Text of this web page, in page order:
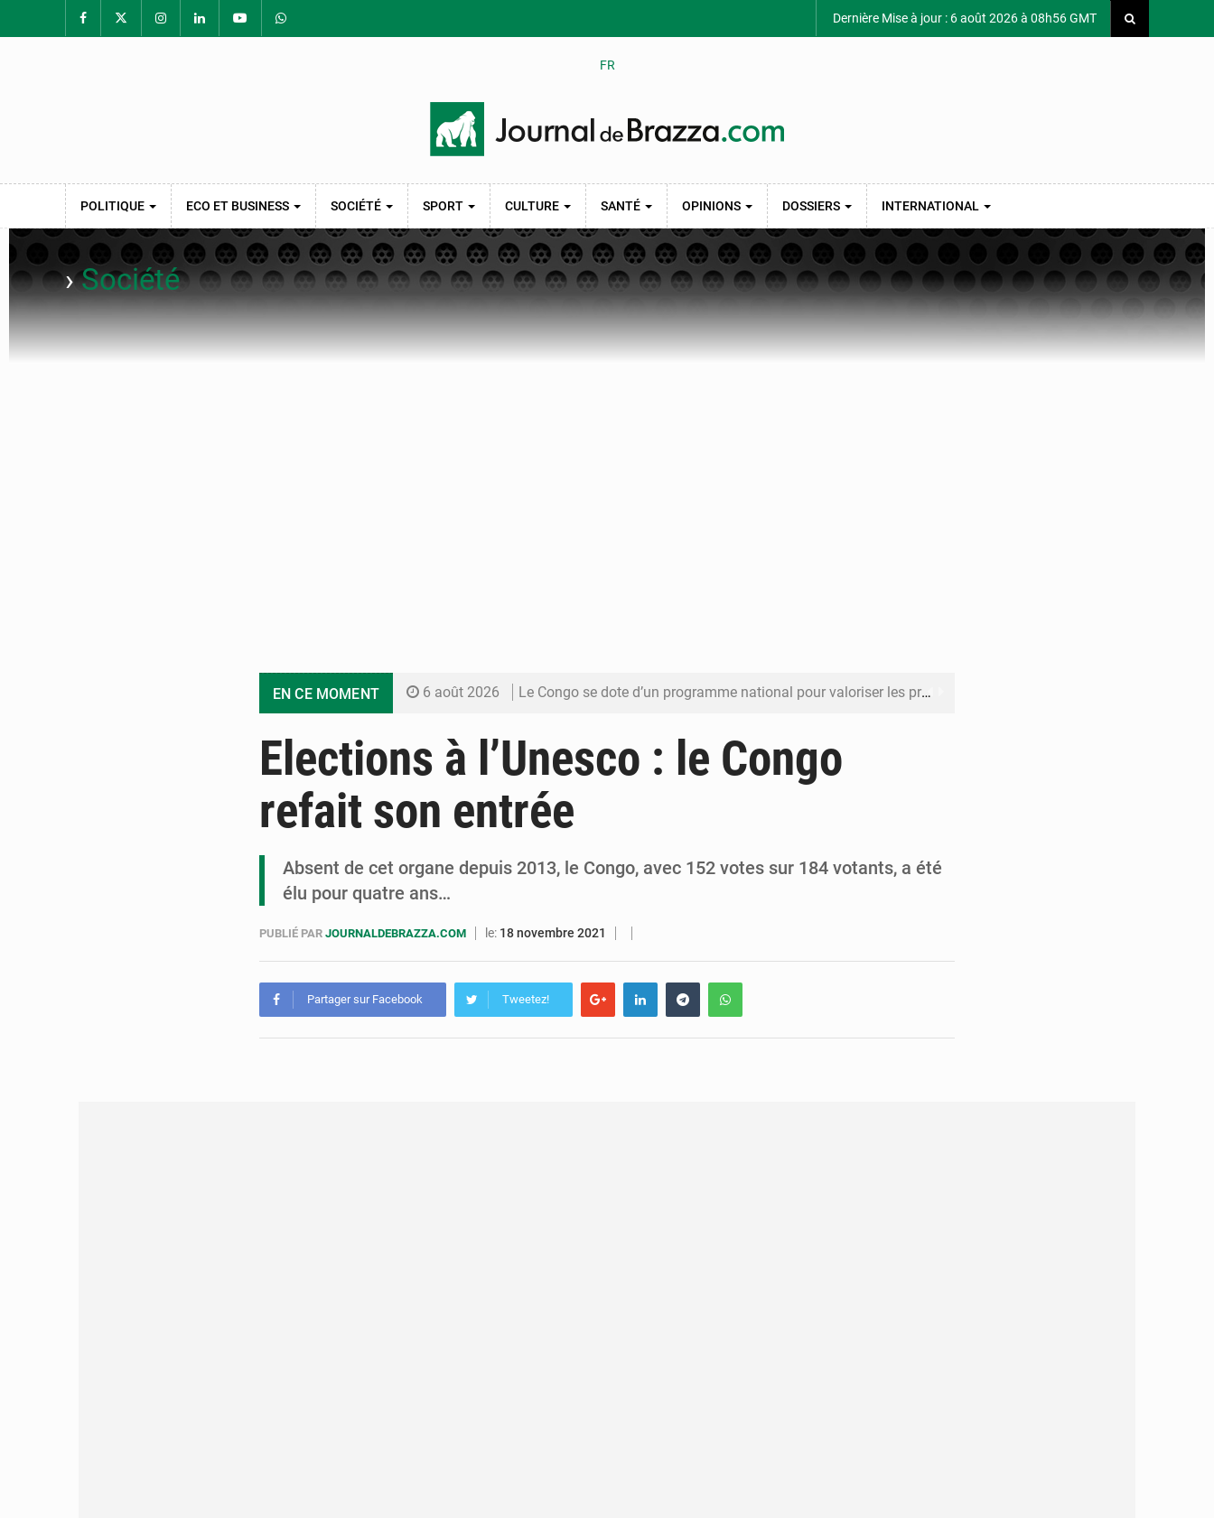
Dernière Mise à jour : 6 août 2026 à 08h56 GMT
FR
POLITIQUE ECO ET BUSINESS SOCIÉTÉ SPORT CULTURE SANTÉ OPINIONS DOSSIERS INTERNATIONAL
›Société
EN CE MOMENT 6 août 2026 Le Congo se dote d’un programme national pour valoriser les produits forestiers non ligneux
5 août 2026 Cémac : la Commission présente à Denis Sassou N’Guesso sa feuille de route
5 août 2026 Assassinat de l’entrepreneur sportif Vally Amisi : le principal suspect arrêté à Brazzaville
Elections à l’Unesco : le Congo
refait son entrée
Absent de cet organe depuis 2013, le Congo, avec 152 votes sur 184 votants, a été
élu pour quatre ans…
PUBLIÉ PAR JOURNALDEBRAZZA.COM le: 18 novembre 2021
Partager sur Facebook Tweetez!